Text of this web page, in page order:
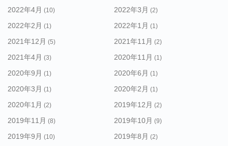
2022年4月 (10) 2022年3月 (2)
2022年2月 (1) 2022年1月 (1)
2021年12月 (5) 2021年11月 (2)
2021年4月 (3) 2020年11月 (1)
2020年9月 (1) 2020年6月 (1)
2020年3月 (1) 2020年2月 (1)
2020年1月 (2) 2019年12月 (2)
2019年11月 (8) 2019年10月 (9)
2019年9月 (10) 2019年8月 (2)